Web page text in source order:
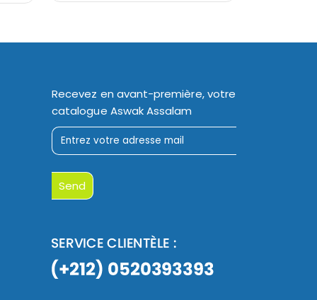
Recevez en avant-première, votre
catalogue Aswak Assalam